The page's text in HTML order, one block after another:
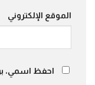
الموقع الإلكتروني
احفظ اسمي،